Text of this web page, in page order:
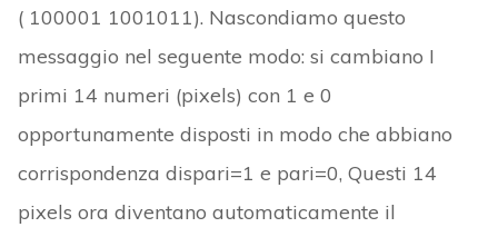
( 100001 1001011). Nascondiamo questo
messaggio nel seguente modo: si cambiano I
primi 14 numeri (pixels) con 1 e 0
opportunamente disposti in modo che abbiano
corrispondenza dispari=1 e pari=0, Questi 14
pixels ora diventano automaticamente il